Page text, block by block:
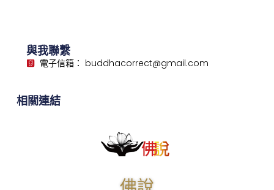
與我聯繫
電子信箱： buddhacorrect@gmail.com
相關連結